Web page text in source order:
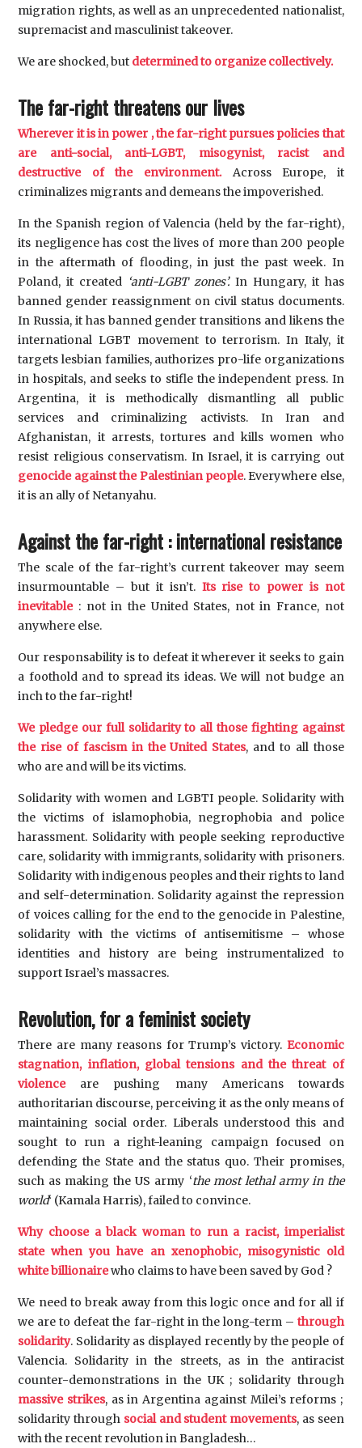
migration rights, as well as an unprecedented nationalist,
supremacist and masculinist takeover.
We are shocked, but determined to organize collectively.
The far-right threatens our lives
Wherever it is in power , the far-right pursues policies that
are anti-social, anti-LGBT, misogynist, racist and
destructive of the environment.Across Europe, it
criminalizes migrants and demeans the impoverished.
In the Spanish region of Valencia (held by the far-right),
its negligence has cost the lives of more than 200 people
in the aftermath of flooding, in just the past week. In
Poland, it created ‘anti-LGBT zones’.In Hungary, it has
banned gender reassignment on civil status documents.
In Russia, it has banned gender transitions and likens the
international LGBT movement to terrorism. In Italy, it
targets lesbian families, authorizes pro-life organizations
in hospitals, and seeks to stifle the independent press. In
Argentina, it is methodically dismantling all public
services and criminalizing activists. In Iran and
Afghanistan, it arrests, tortures and kills women who
resist religious conservatism. In Israel, it is carrying out
genocide against the Palestinian people. Everywhere else,
it is an ally of Netanyahu.
Against the far-right : international resistance
The scale of the far-right’s current takeover may seem
insurmountable – but it isn’t. Its rise to power is not
inevitable: not in the United States, not in France, not
anywhere else.
Our responsability is to defeat it wherever it seeks to gain
a foothold and to spread its ideas. We will not budge an
inch to the far-right!
We pledge our full solidarity to all those fighting against
the rise of fascism in the United States, and to all those
who are and will be its victims.
Solidarity with women and LGBTI people. Solidarity with
the victims of islamophobia, negrophobia and police
harassment. Solidarity with people seeking reproductive
care, solidarity with immigrants, solidarity with prisoners.
Solidarity with indigenous peoples and their rights to land
and self-determination. Solidarity against the repression
of voices calling for the end to the genocide in Palestine,
solidarity with the victims of antisemitisme – whose
identities and history are being instrumentalized to
support Israel’s massacres.
Revolution, for a feminist society
There are many reasons for Trump’s victory. Economic
stagnation, inflation, global tensions and the threat of
violenceare pushing many Americans towards
authoritarian discourse, perceiving it as the only means of
maintaining social order. Liberals understood this and
sought to run a right-leaning campaign focused on
defending the State and the status quo. Their promises,
such as making the US army ‘the most lethal army in the
world‘ (Kamala Harris), failed to convince.
Why choose a black woman to run a racist, imperialist
state when you have an xenophobic, misogynistic old
white billionairewho claims to have been saved by God ?
We need to break away from this logic once and for all if
we are to defeat the far-right in the long-term – through
solidarity. Solidarity as displayed recently by the people of
Valencia. Solidarity in the streets, as in the antiracist
counter-demonstrations in the UK ; solidarity through
massive strikes, as in Argentina against Milei’s reforms ;
solidarity through social and student movements, as seen
with the recent revolution in Bangladesh…